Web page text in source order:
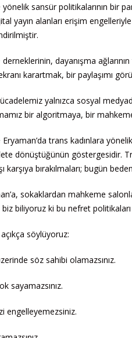
sansür politikalarının bir
yayın alanları erişim
dayanışma
karartmak, bir paylaşımı
yalnızca sosyal
bir algoritmaya, bir
trans kadınlara
dönüştüğünün göstergesidir.
karşıya bırakılmaları; bugün
sokaklardan mahkeme
biz biliyoruz ki bu nefret
söylüyoruz:
söz sahibi olamazsınız.
sayamazsınız.
engelleyemezsiniz.